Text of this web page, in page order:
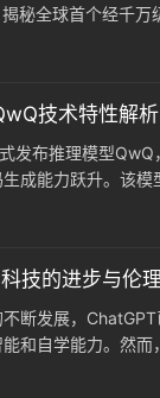
秘全球首个经千万
技术特性解析
发布推理模型
成能力跃升。该模
为开发者提供全栈
技的进步与伦
断发展，
和自学能力。然而